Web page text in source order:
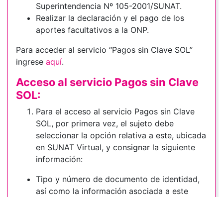
Superintendencia Nº 105-2001/SUNAT.
Realizar la declaración y el pago de los
aportes facultativos a la ONP.
Para acceder al servicio “Pagos sin Clave SOL”
ingrese aquí.
Acceso al servicio Pagos sin Clave
SOL:
Para el acceso al servicio Pagos sin Clave
SOL, por primera vez, el sujeto debe
seleccionar la opción relativa a este, ubicada
en SUNAT Virtual, y consignar la siguiente
información:
Tipo y número de documento de identidad,
así como la información asociada a este